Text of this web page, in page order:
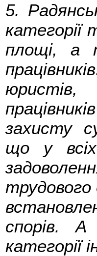
5.
категорії
площі, а
юристів,
захисту
що у
трудового
спорів. А
категорії